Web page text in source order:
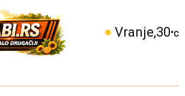
Kuršumlija 32°C